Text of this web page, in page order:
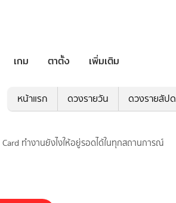
เกม ตาตั้ง เพิ่มเติม
หน้าแรก ดวงรายวัน ดวงรายสัป
Card ทำงานยังไงให้อยู่รอดได้ในทุกสถานการณ์